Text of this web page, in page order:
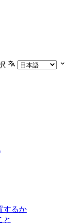
するか
と